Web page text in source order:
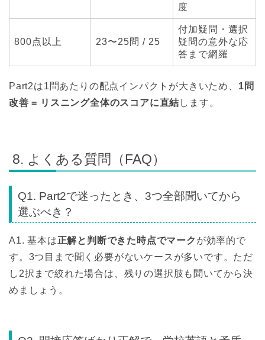
度
800点以上 23〜25問 / 25
付加疑問・選択
疑問の意外な応
答まで網羅
Part2は1問あたりの配点インパクトが大きいため、 1問
改善 = リスニング全体のスコアに直結 します。
8. よくある質問（FAQ）
Q1. Part2で迷ったとき、3つ全部聞いてから
選ぶべき？
A1. 基本は正解と判断できた時点でマーク が効率的で
す。3つ目まで聞く必要がないケースが多いです。ただ
し2択まで絞れた場合は、残りの選択肢も聞いてから決
めましょう。